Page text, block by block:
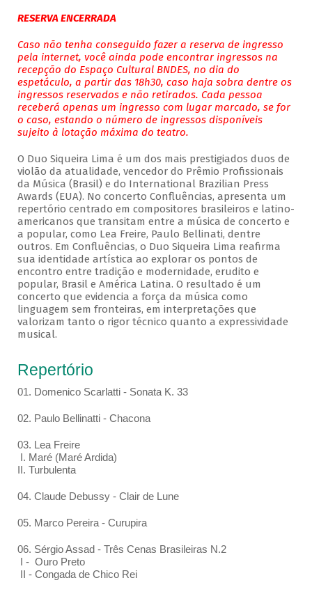
RESERVA ENCERRADA
Caso não tenha conseguido fazer a reserva de ingresso
pela internet, você ainda pode encontrar ingressos na
recepção do Espaço Cultural BNDES, no dia do
espetáculo, a partir das 18h30, caso haja sobra dentre os
ingressos reservados e não retirados. Cada pessoa
receberá apenas um ingresso com lugar marcado, se for
o caso, estando o número de ingressos disponíveis
sujeito à lotação máxima do teatro.
O Duo Siqueira Lima é um dos mais prestigiados duos de
violão da atualidade, vencedor do Prêmio Profissionais
da Música (Brasil) e do International Brazilian Press
Awards (EUA). No concerto Confluências, apresenta um
repertório centrado em compositores brasileiros e latino-
americanos que transitam entre a música de concerto e
a popular, como Lea Freire, Paulo Bellinati, dentre
outros. Em Confluências, o Duo Siqueira Lima reafirma
sua identidade artística ao explorar os pontos de
encontro entre tradição e modernidade, erudito e
popular, Brasil e América Latina. O resultado é um
concerto que evidencia a força da música como
linguagem sem fronteiras, em interpretações que
valorizam tanto o rigor técnico quanto a expressividade
musical.
Repertório
01. Domenico Scarlatti - Sonata K. 33
02. Paulo Bellinatti - Chacona
03. Lea Freire
I. Maré (Maré Ardida)
II. Turbulenta
04. Claude Debussy - Clair de Lune
05. Marco Pereira - Curupira
06. Sérgio Assad - Três Cenas Brasileiras N.2
I - Ouro Preto
II - Congada de Chico Rei